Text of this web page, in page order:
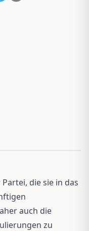
die sie in das
auch die
zu